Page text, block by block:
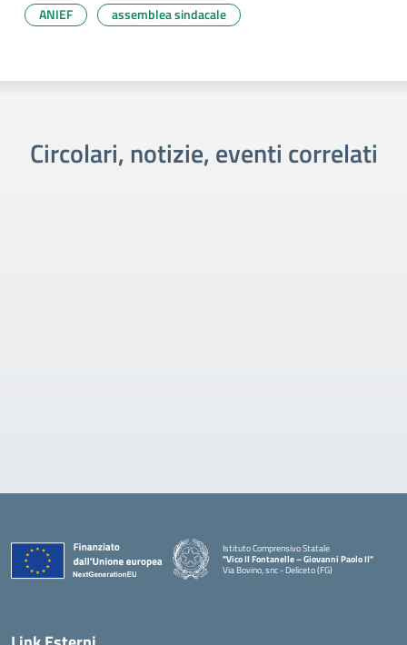
ANIEF assemblea sindacale
Circolari, notizie, eventi correlati
Istituto Comprensivo Statale
"Vico II Fontanelle – Giovanni Paolo II"
Via Bovino, snc - Deliceto (FG)